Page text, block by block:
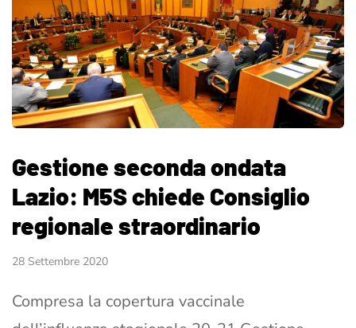
Gestione seconda ondata
Lazio: M5S chiede Consiglio
regionale straordinario
28 Settembre 2020
Compresa la copertura vaccinale